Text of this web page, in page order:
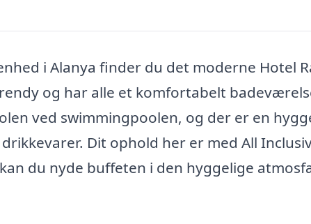
i Alanya finder du det moderne Hotel
og har alle et komfortabelt
ved swimmingpoolen, og der er en
Dit ophold her er med All
du nyde buffeten i den hyggelige